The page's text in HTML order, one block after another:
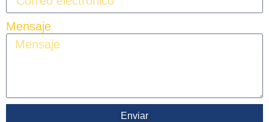
Mensaje
Enviar